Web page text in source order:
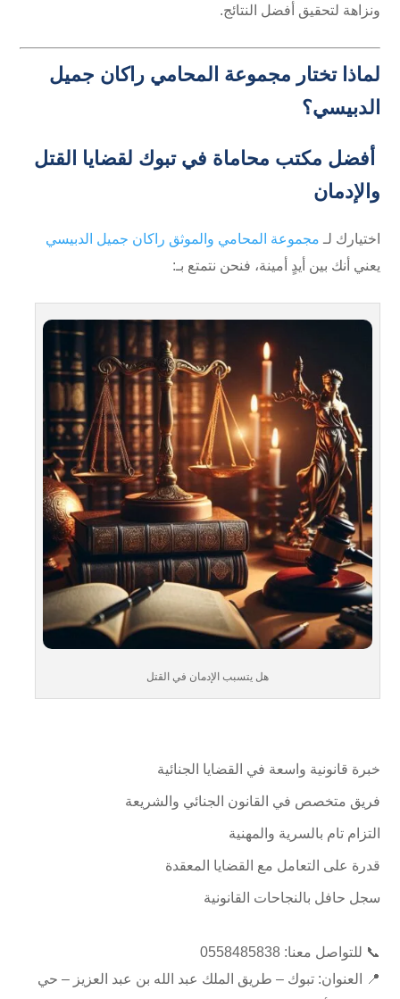
ونزاهة لتحقيق أفضل النتائج.
لماذا تختار مجموعة المحامي راكان جميل
الدبيسي؟
أفضل مكتب محاماة في تبوك لقضايا القتل
والإدمان
اختيارك لـ مجموعة المحامي والموثق راكان جميل الدبيسي
يعني أنك بين أيدٍ أمينة، فنحن نتمتع بـ:
هل يتسبب الإدمان في القتل
خبرة قانونية واسعة في القضايا الجنائية
فريق متخصص في القانون الجنائي والشريعة
التزام تام بالسرية والمهنية
قدرة على التعامل مع القضايا المعقدة
سجل حافل بالنجاحات القانونية
📞 للتواصل معنا: 0558485838
📍 العنوان: تبوك – طريق الملك عبد الله بن عبد العزيز – حي